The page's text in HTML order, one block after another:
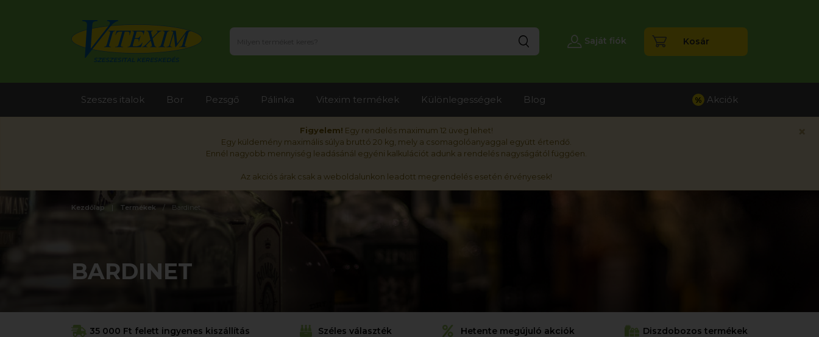
Figyelem! Egy rendelés maximum 12 üveg lehet!
Egy küldemény maximális súlya bruttó 20 kg, mely a csomagolóanyaggal együtt értendő.
Ennél nagyobb mennyiség leadásánál egyéni kalkulációt adunk a rendelés nagyságától függően.
Az akciós árak csak a weboldalunkon leadott megrendelés esetén érvényesek!
Saját fiók Kosár
Szeszes italok Bor Pezsgő Pálinka Vitexim termékek Különlegességek Blog % Akciók
Kezdőlap Termékek Bardinet
BARDINET
35 000 Ft felett ingyenes kiszállítás Széles választék Hetente megújuló akciók Diszdobozos termékek